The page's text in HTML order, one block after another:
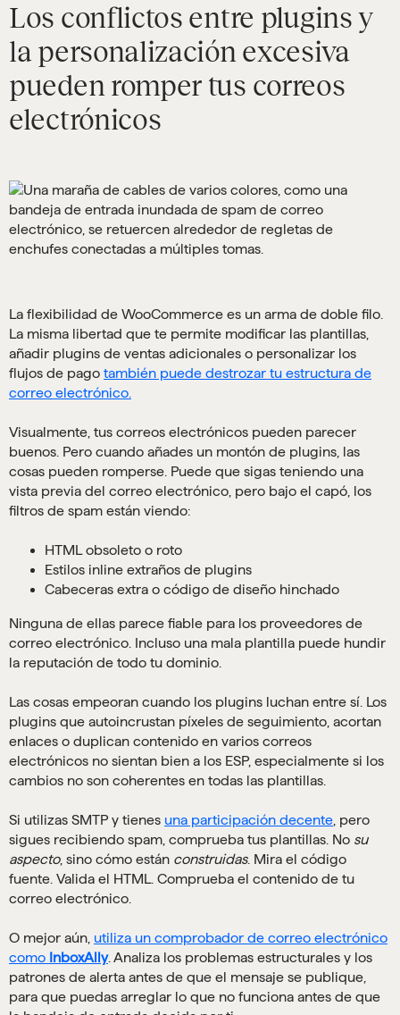
Los conflictos entre plugins y
la personalización excesiva
pueden romper tus correos
electrónicos
La flexibilidad de WooCommerce es un arma de doble filo.
La misma libertad que te permite modificar las plantillas,
añadir plugins de ventas adicionales o personalizar los
flujos de pago también puede destrozar tu estructura de
correo electrónico.
Visualmente, tus correos electrónicos pueden parecer
buenos. Pero cuando añades un montón de plugins, las
cosas pueden romperse. Puede que sigas teniendo una
vista previa del correo electrónico, pero bajo el capó, los
filtros de spam están viendo:
HTML obsoleto o roto
Estilos inline extraños de plugins
Cabeceras extra o código de diseño hinchado
Ninguna de ellas parece fiable para los proveedores de
correo electrónico. Incluso una mala plantilla puede hundir
la reputación de todo tu dominio.
Las cosas empeoran cuando los plugins luchan entre sí. Los
plugins que autoincrustan píxeles de seguimiento, acortan
enlaces o duplican contenido en varios correos
electrónicos no sientan bien a los ESP, especialmente si los
cambios no son coherentes en todas las plantillas.
Si utilizas SMTP y tienes una participación decente , pero
sigues recibiendo spam, comprueba tus plantillas. No su
aspecto, sino cómo están construidas. Mira el código
fuente. Valida el HTML. Comprueba el contenido de tu
correo electrónico.
O mejor aún, utiliza un comprobador de correo electrónico
como InboxAlly. Analiza los problemas estructurales y los
patrones de alerta antes de que el mensaje se publique,
para que puedas arreglar lo que no funciona antes de que